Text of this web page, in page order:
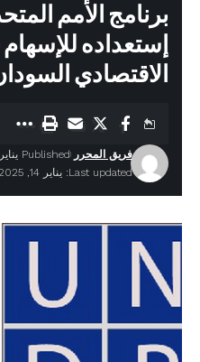
برنامج الأمم
إستعداده
الاقتصادي
Last updated: يناير 14, 2025 5:26 م
فريق المحرر Published يناير 14, 2025